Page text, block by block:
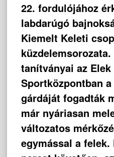
22. fordulójához
labdarúgó
Kiemelt Keleti
tanítványai az
Sportközpontban
gárdáját fogadták
már nyáriasan
változatos
egymással a